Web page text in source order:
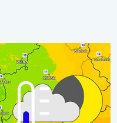
powietrze. . . czwartek, 6